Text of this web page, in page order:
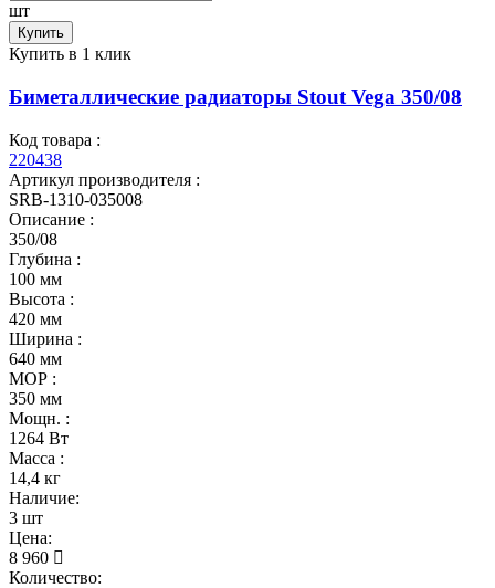
шт
Купить
Купить в 1 клик
Биметаллические радиаторы Stout Vega 350/08
Код товара :
220438
Артикул производителя :
SRB-1310-035008
Описание :
350/08
Глубина :
100 мм
Высота :
420 мм
Ширина :
640 мм
МОР :
350 мм
Мощн. :
1264 Вт
Масса :
14,4 кг
Наличие:
3 шт
Цена:
8 960
Количество: